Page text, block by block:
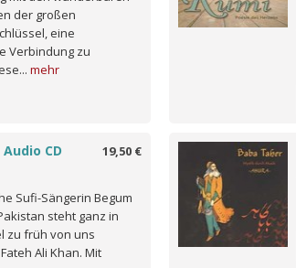
der großen
eine
Verbindung zu
mehr
19,50 €
CD
Sufi-Sängerin Begum
steht ganz in
zu früh von uns
Ali Khan. Mit